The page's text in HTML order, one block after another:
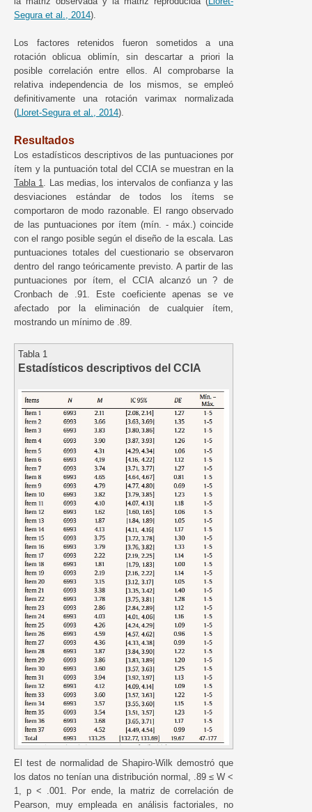
Segura et al., 2014).
Los factores retenidos fueron sometidos a una
rotación oblicua oblimín, sin descartar a priori la
posible correlación entre ellos. Al comprobarse la
relativa independencia de los mismos, se empleó
definitivamente una rotación varimax normalizada
(Lloret-Segura et al., 2014).
Resultados
Los estadísticos descriptivos de las puntuaciones por
ítem y la puntuación total del CCIA se muestran en la
Tabla 1
. Las medias, los intervalos de confianza y las
desviaciones estándar de todos los ítems se
comportaron de modo razonable. El rango observado
de las puntuaciones por ítem (mín. - máx.) coincide
con el rango posible según el diseño de la escala. Las
puntuaciones totales del cuestionario se observaron
dentro del rango teóricamente previsto. A partir de las
puntuaciones por ítem, el CCIA alcanzó un ? de
Cronbach de .91. Este coeficiente apenas se ve
afectado por la eliminación de cualquier ítem,
mostrando un mínimo de .89.
Tabla 1
Estadísticos descriptivos del CCIA
El test de normalidad de Shapiro-Wilk demostró que
los datos no tenían una distribución normal, .89 ≤ W <
1, p < .001. Por ende, la matriz de correlación de
Pearson, muy empleada en análisis factoriales, no